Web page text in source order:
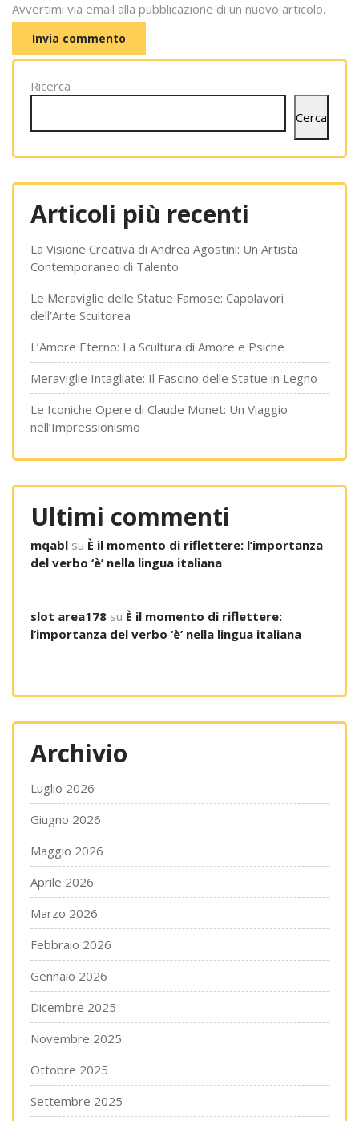
Avvertimi via email alla pubblicazione di un nuovo articolo.
Ricerca
Cerca
Articoli più recenti
La Visione Creativa di Andrea Agostini: Un Artista
Contemporaneo di Talento
Le Meraviglie delle Statue Famose: Capolavori
dell’Arte Scultorea
L’Amore Eterno: La Scultura di Amore e Psiche
Meraviglie Intagliate: Il Fascino delle Statue in Legno
Le Iconiche Opere di Claude Monet: Un Viaggio
nell’Impressionismo
Ultimi commenti
mqabl su È il momento di riflettere: l’importanza
del verbo ‘è’ nella lingua italiana
slot area178 su È il momento di riflettere:
l’importanza del verbo ‘è’ nella lingua italiana
Archivio
Luglio 2026
Giugno 2026
Maggio 2026
Aprile 2026
Marzo 2026
Febbraio 2026
Gennaio 2026
Dicembre 2025
Novembre 2025
Ottobre 2025
Settembre 2025